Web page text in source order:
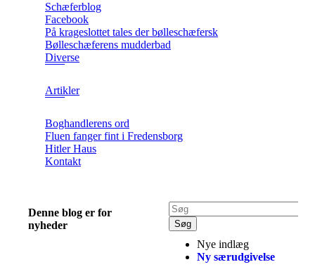
Schæferblog
Facebook
På krageslottet tales der bølleschæfersk
Bølleschæferens mudderbad
Diverse
Artikler
Boghandlerens ord
Fluen fanger fint i Fredensborg
Hitler Haus
Kontakt
Denne blog er for
nyheder
Nye indlæg
Ny særudgivelse